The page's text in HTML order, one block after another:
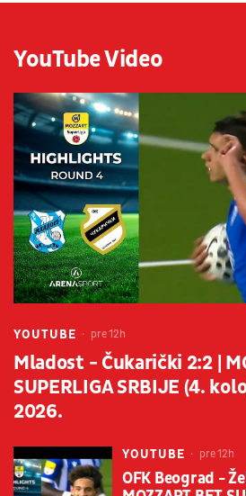
YouTube Video
YOUTUBE pre 12h
Mladost - Čukarički 2:2 |
SUPERLIGA SRBIJE (4.
2026.
YOUTUBE pre 12h
OFK Beograd -